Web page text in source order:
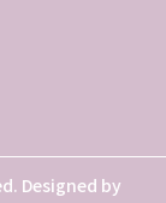
Designed by